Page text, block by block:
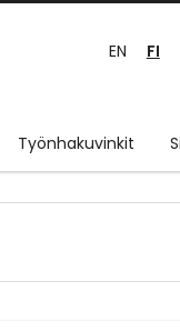
EN FI
Työnhakuvinkit